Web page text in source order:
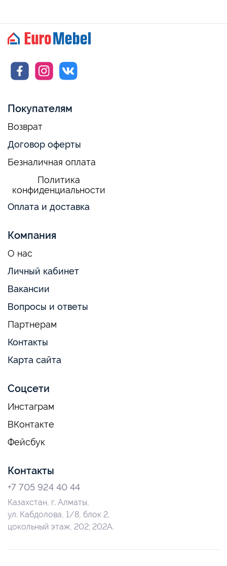
Покупателям
Возврат
Договор оферты
Безналичная оплата
Политика
конфиденциальности
Оплата и доставка
Компания
О нас
Личный кабинет
Вакансии
Вопросы и ответы
Партнерам
Контакты
Карта сайта
Соцсети
Инстаграм
ВКонтакте
Фейсбук
Контакты
+7 705 924 40 44
Казахстан, г. Алматы,
ул. Кабдолова, 1/8, блок 2,
цокольный этаж, 202; 202А.